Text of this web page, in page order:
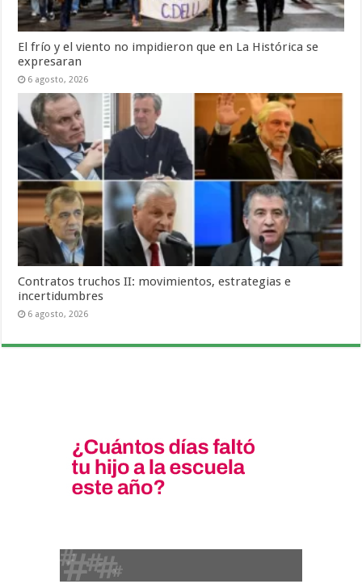
El frío y el viento no impidieron que en La Histórica se
expresaran
6 agosto, 2026
Contratos truchos II: movimientos, estrategias e
incertidumbres
6 agosto, 2026